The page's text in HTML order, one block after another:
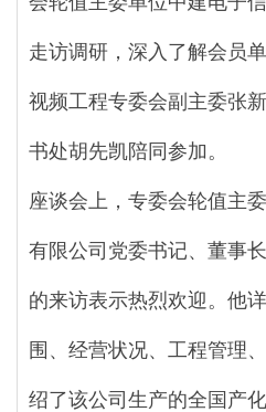
走访调研，深入了解会员
视频工程专委会副主委张
书处胡先凯陪同参加。
座谈会上，专委会轮值主
有限公司党委书记、董事
的来访表示热烈欢迎。他
围、经营状况、工程管理
绍了该公司生产的全国产